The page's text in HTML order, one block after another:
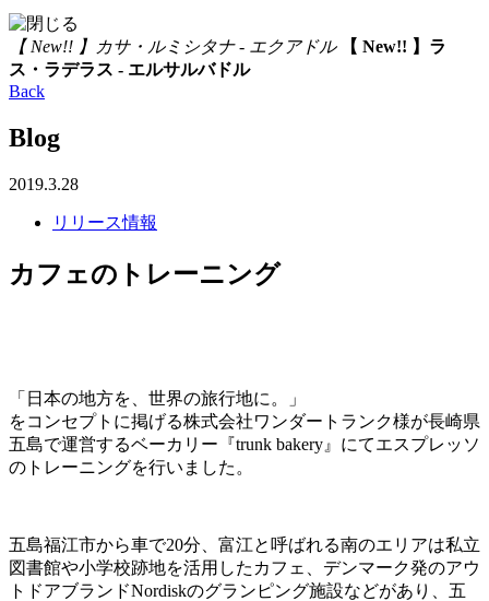
【 New!! 】カサ・ルミシタナ - エクアドル
【 New!! 】ラ
ス・ラデラス - エルサルバドル
Back
Blog
2019.3.28
リリース情報
カフェのトレーニング
「日本の地方を、世界の旅行地に。」
をコンセプトに掲げる株式会社ワンダートランク様が長崎県
五島で運営するベーカリー『trunk bakery』にてエスプレッソ
のトレーニングを行いました。
五島福江市から車で20分、富江と呼ばれる南のエリアは私立
図書館や小学校跡地を活用したカフェ、デンマーク発のアウ
トドアブランドNordiskのグランピング施設などがあり、五